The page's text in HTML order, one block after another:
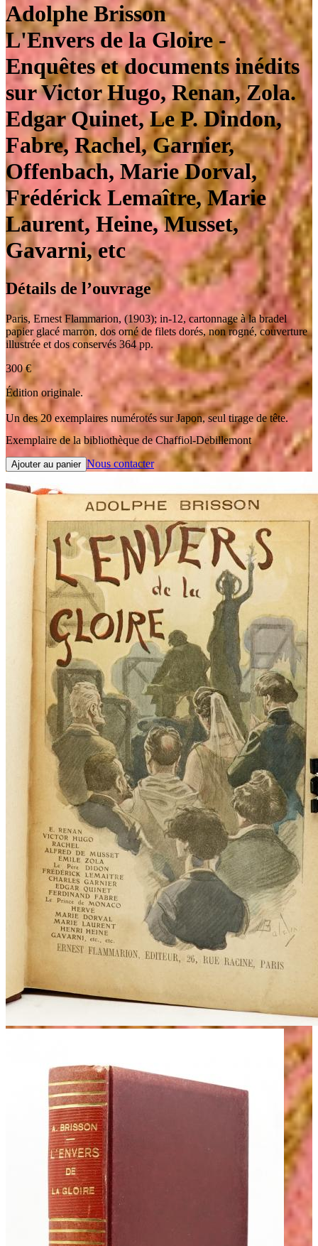
Adolphe Brisson
L'Envers de la Gloire -
Enquêtes et documents inédits
sur Victor Hugo, Renan, Zola.
Edgar Quinet, Le P. Dindon,
Fabre, Rachel, Garnier,
Offenbach, Marie Dorval,
Frédérick Lemaître, Marie
Laurent, Heine, Musset,
Gavarni, etc
Détails de l’ouvrage
Paris, Ernest Flammarion, (1903); in-12, cartonnage à la bradel
papier glacé marron, dos orné de filets dorés, non rogné, couverture
illustrée et dos conservés 364 pp.
300€
Édition originale.
Un des 20 exemplaires numérotés sur Japon, seul tirage de tête.
Exemplaire de la bibliothèque de Chaffiol-Debillemont
Ajouter au panier Nous contacter